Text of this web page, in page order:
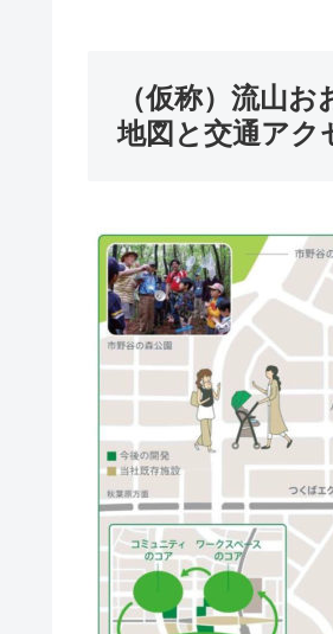
（仮称）流山
地図と交通アク